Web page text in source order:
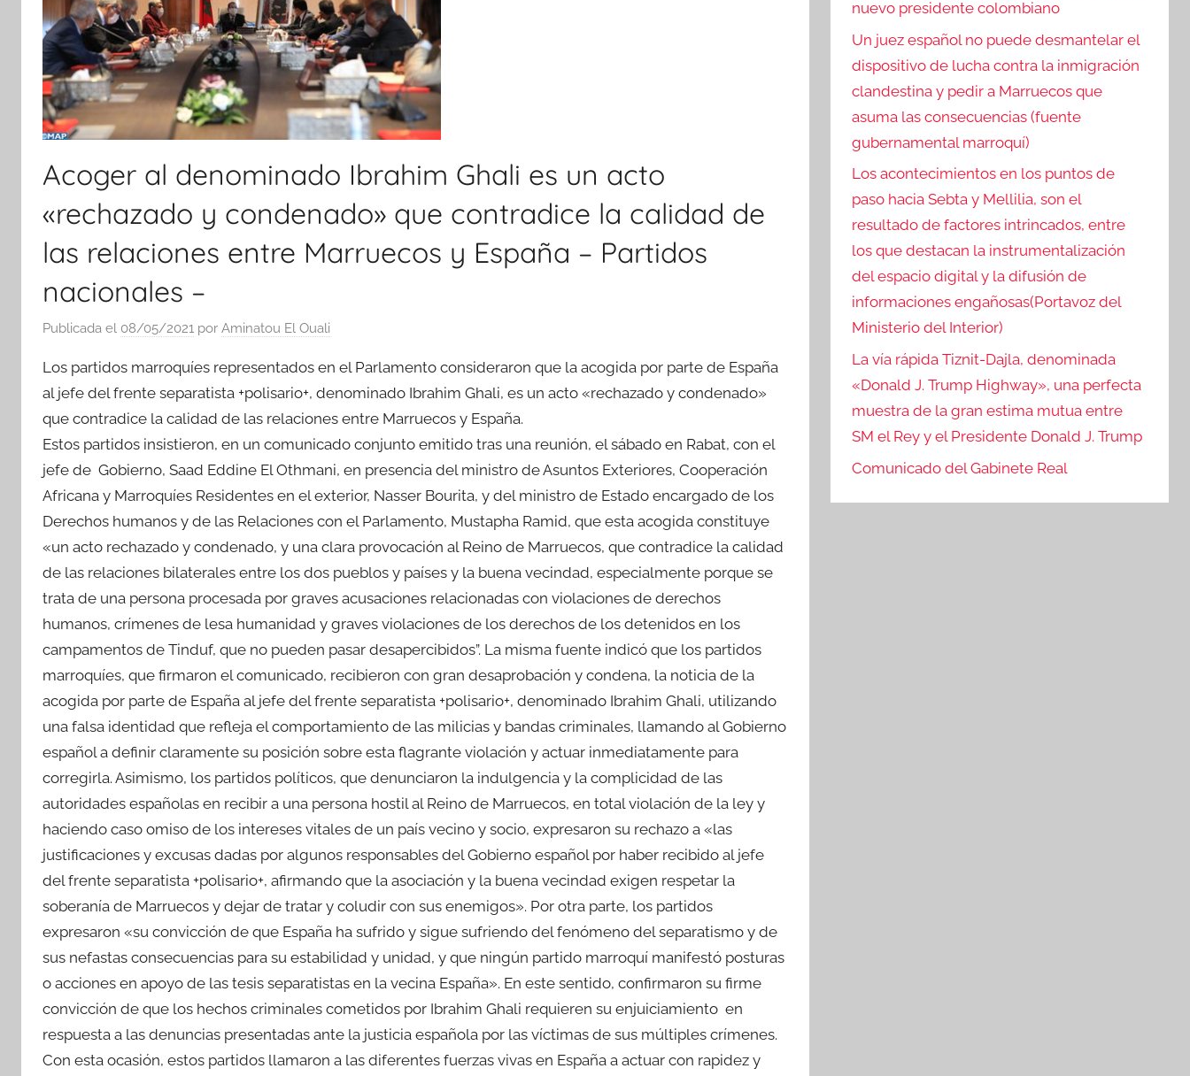
Acoger al denominado Ibrahim Ghali es un acto
«rechazado y condenado» que contradice la calidad de
las relaciones entre Marruecos y España – Partidos
nacionales –
Publicada el 08/05/2021 por Aminatou El Ouali
Los partidos marroquíes representados en el Parlamento consideraron que la acogida por parte de España
al jefe del frente separatista +polisario+, denominado Ibrahim Ghali, es un acto «rechazado y condenado»
que contradice la calidad de las relaciones entre Marruecos y España.
Estos partidos insistieron, en un comunicado conjunto emitido tras una reunión, el sábado en Rabat, con el
jefe de Gobierno, Saad Eddine El Othmani, en presencia del ministro de Asuntos Exteriores, Cooperación
Africana y Marroquíes Residentes en el exterior, Nasser Bourita, y del ministro de Estado encargado de los
Derechos humanos y de las Relaciones con el Parlamento, Mustapha Ramid, que esta acogida constituye
«un acto rechazado y condenado, y una clara provocación al Reino de Marruecos, que contradice la calidad
de las relaciones bilaterales entre los dos pueblos y países y la buena vecindad, especialmente porque se
trata de una persona procesada por graves acusaciones relacionadas con violaciones de derechos
humanos, crímenes de lesa humanidad y graves violaciones de los derechos de los detenidos en los
campamentos de Tinduf, que no pueden pasar desapercibidos”. La misma fuente indicó que los partidos
marroquíes, que firmaron el comunicado, recibieron con gran desaprobación y condena, la noticia de la
acogida por parte de España al jefe del frente separatista +polisario+, denominado Ibrahim Ghali, utilizando
una falsa identidad que refleja el comportamiento de las milicias y bandas criminales, llamando al Gobierno
español a definir claramente su posición sobre esta flagrante violación y actuar inmediatamente para
corregirla. Asimismo, los partidos políticos, que denunciaron la indulgencia y la complicidad de las
autoridades españolas en recibir a una persona hostil al Reino de Marruecos, en total violación de la ley y
haciendo caso omiso de los intereses vitales de un país vecino y socio, expresaron su rechazo a «las
justificaciones y excusas dadas por algunos responsables del Gobierno español por haber recibido al jefe
del frente separatista +polisario+, afirmando que la asociación y la buena vecindad exigen respetar la
soberanía de Marruecos y dejar de tratar y coludir con sus enemigos». Por otra parte, los partidos
expresaron «su convicción de que España ha sufrido y sigue sufriendo del fenómeno del separatismo y de
sus nefastas consecuencias para su estabilidad y unidad, y que ningún partido marroquí manifestó posturas
o acciones en apoyo de las tesis separatistas en la vecina España». En este sentido, confirmaron su firme
convicción de que los hechos criminales cometidos por Ibrahim Ghali requieren su enjuiciamiento en
respuesta a las denuncias presentadas ante la justicia española por las víctimas de sus múltiples crímenes.
Con esta ocasión, estos partidos llamaron a las diferentes fuerzas vivas en España a actuar con rapidez y
nuevo presidente colombiano
Un juez español no puede desmantelar el
dispositivo de lucha contra la inmigración
clandestina y pedir a Marruecos que
asuma las consecuencias (fuente
gubernamental marroquí)
Los acontecimientos en los puntos de
paso hacia Sebta y Mellilia, son el
resultado de factores intrincados, entre
los que destacan la instrumentalización
del espacio digital y la difusión de
informaciones engañosas(Portavoz del
Ministerio del Interior)
La vía rápida Tiznit-Dajla, denominada
«Donald J. Trump Highway», una perfecta
muestra de la gran estima mutua entre
SM el Rey y el Presidente Donald J. Trump
Comunicado del Gabinete Real